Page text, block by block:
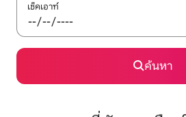
เช็คเอาท์
ค้นหา